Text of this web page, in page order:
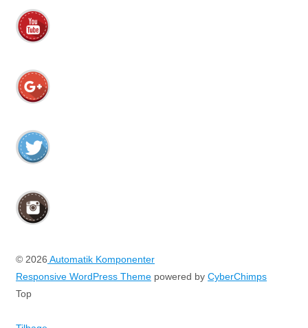
© 2026 Automatik Komponenter
Responsive WordPress Theme powered by CyberChimps
Top